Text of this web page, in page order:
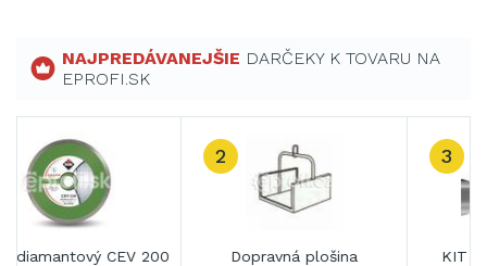
NAJPREDÁVANEJŠIE DARČEKY K TOVARU NA
EPROFI.SK
3
KIT EASYGRES 6 mm
Kotúč diamantový CEV 250